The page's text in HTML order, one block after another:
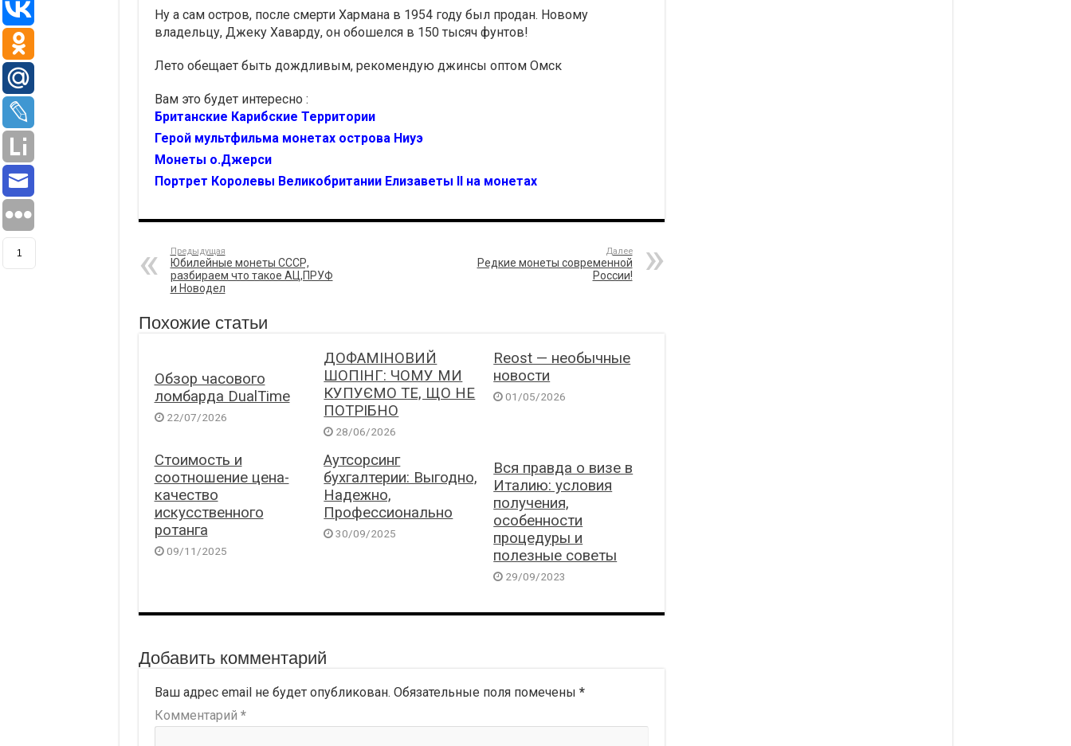
Ну а сам остров, после смерти Хармана в 1954 году был продан. Новому
владельцу, Джеку Хаварду, он обошелся в 150 тысяч фунтов!
Лето обещает быть дождливым, рекомендую джинсы оптом Омск
Вам это будет интересно :
Британские Карибские Территории
Герой мультфильма монетах острова Ниуэ
Монеты о.Джерси
Портрет Королевы Великобритании Елизаветы II на монетах
Предыдущая
Юбилейные монеты СССР,
разбираем что такое АЦ,ПРУФ
и Новодел
Далее
Редкие монеты современной
России!
Похожие статьи
Обзор часового
ломбарда DualTime
22/07/2026
ДОФАМІНОВИЙ
ШОПІНГ: ЧОМУ МИ
КУПУЄМО ТЕ, ЩО НЕ
ПОТРІБНО
28/06/2026
Reost — необычные
новости
01/05/2026
Стоимость и
соотношение цена-
качество
искусственного
ротанга
09/11/2025
Аутсорсинг
бухгалтерии: Выгодно,
Надежно,
Профессионально
30/09/2025
Вся правда о визе в
Италию: условия
получения,
особенности
процедуры и
полезные советы
29/09/2023
Добавить комментарий
Ваш адрес email не будет опубликован. Обязательные поля помечены *
Комментарий *
1